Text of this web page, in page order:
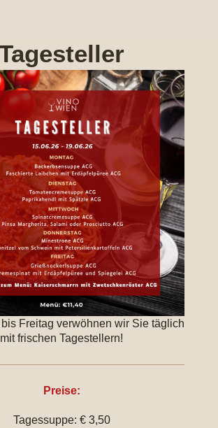
Freitag verwöhnen wir Sie täglich
mit frischen Tagestellern!
Preise:
Tagessuppe: € 3,50